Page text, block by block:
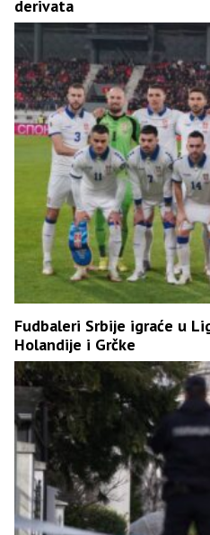
derivata
Fudbaleri Srbije igraće u
Holandije i Grčke